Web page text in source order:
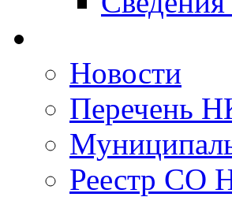
Новости
Перечень
Реестр СО